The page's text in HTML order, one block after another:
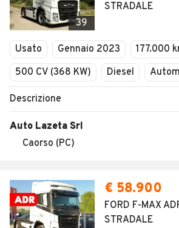
Veicoli Commerciali
Concessionari
39
STRADALE
Usato Gennaio 2023
177.000
500 CV (368 KW)
Diesel
Descrizione
Auto Lazeta Srl
Caorso (PC)
€ 58.900
FORD F-MAX
STRADALE